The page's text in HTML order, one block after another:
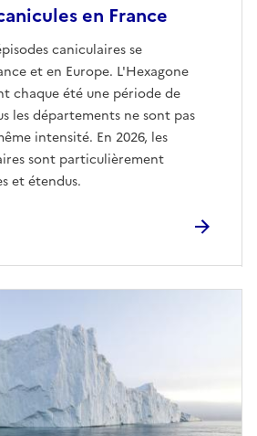
en France
caniculaires se
et en Europe. L'Hexagone
chaque été une période de
les départements ne sont pas
intensité. En 2026, les
sont particulièrement
et étendus.